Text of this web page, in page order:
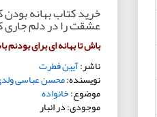
خرید کتاب بهانه
عشقت را در دلم
باش تا بهانه ای برای بودنم
ناشر:آیین فطرت
نویسنده:محسن عباسی
موضوع:خانواده
موجودی: در انبار